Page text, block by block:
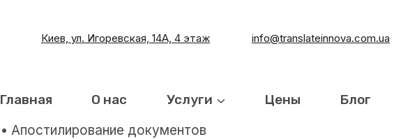
Киев, ул. Игоревская, 14А, 4 этаж info@translateinnova.com.ua
Главная О нас Услуги Цены Блог
• Апостилирование документов